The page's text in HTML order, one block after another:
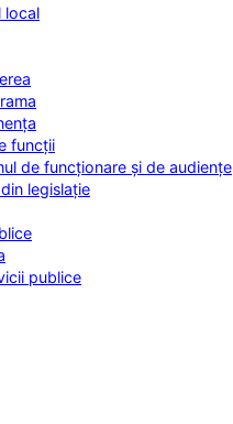
local
funcții
de funcționare și de audiențe
legislație
publice